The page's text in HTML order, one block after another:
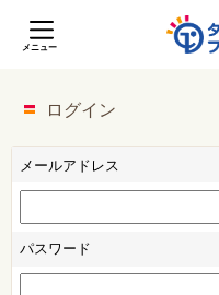
メニュー
ログイン
メールアドレス
パスワード